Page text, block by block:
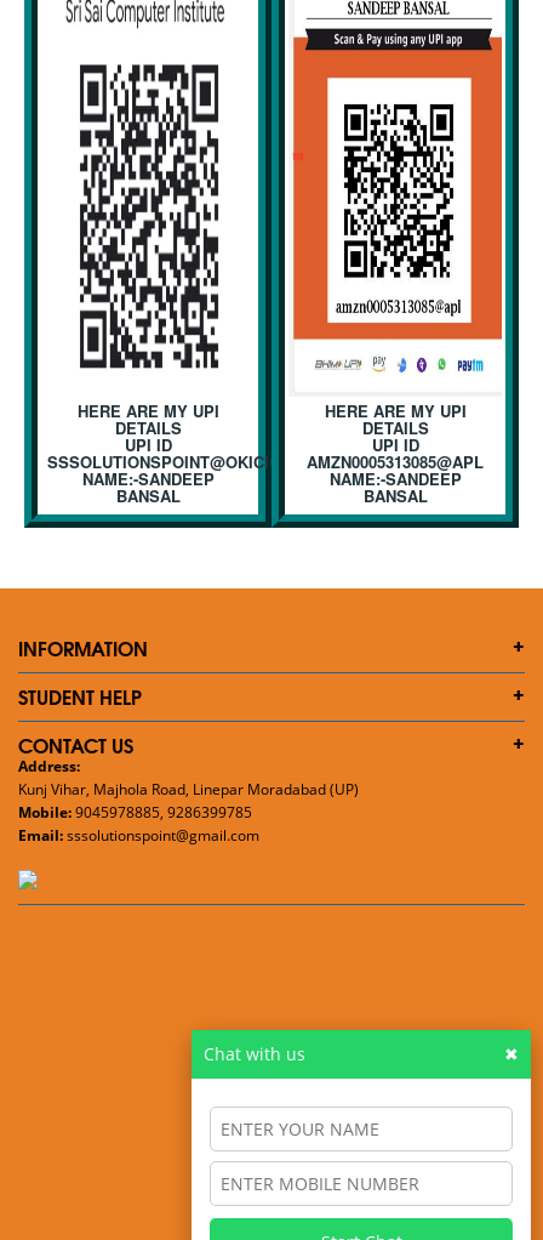
HERE ARE MY UPI
DETAILS
UPI ID
SSSOLUTIONSPOINT@OKICICI
NAME:-SANDEEP
BANSAL
HERE ARE MY UPI
DETAILS
UPI ID
AMZN0005313085@APL
NAME:-SANDEEP
BANSAL
INFORMATION
STUDENT HELP
CONTACT US
Address:
Kunj Vihar, Majhola Road, Linepar Moradabad (UP)
Mobile:9045978885, 9286399785
Email:sssolutionspoint@gmail.com
Chat with us ✖